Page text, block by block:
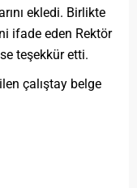
ekledi. Birlikte
ifade eden Rektör
teşekkür etti.
çalıştay belge